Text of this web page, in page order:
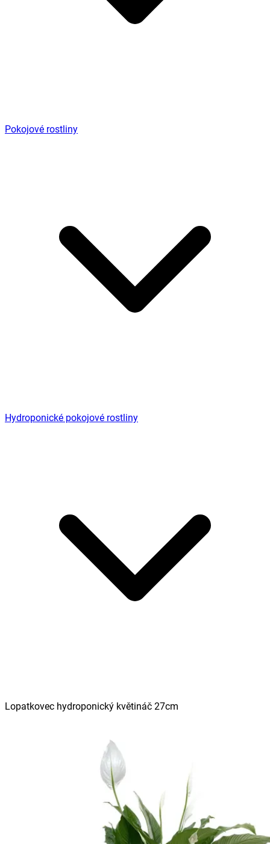
Pokojové rostliny
Hydroponické pokojové rostliny
Lopatkovec hydroponický květináč 27cm